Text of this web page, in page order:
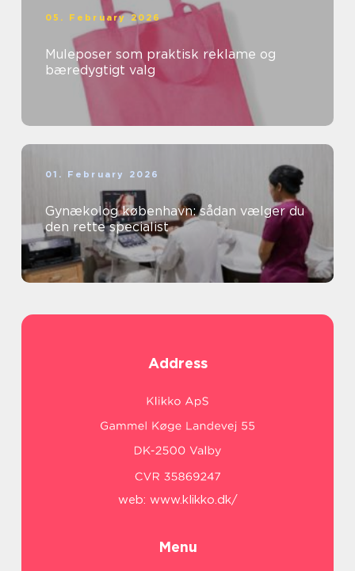
05. February 2026
Muleposer som praktisk reklame og
bæredygtigt valg
01. February 2026
Gynækolog københavn: sådan vælger du
den rette specialist
Address
web: www.klikko.dk/
Menu